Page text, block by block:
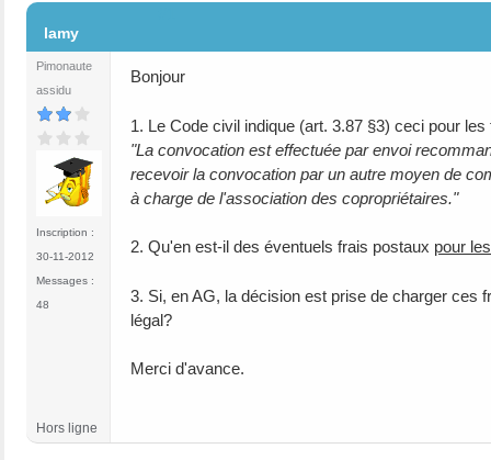
lamy
Pimonaute
assidu
Inscription :
30-11-2012
Messages :
48
Bonjour
1. Le Code civil indique (art. 3.87 §3) ceci pour
"La convocation est effectuée par envoi
recevoir la convocation par un autre moyen de
à charge de l'association des copropriétaires."
2. Qu'en est-il des éventuels frais postaux pour
3. Si, en AG, la décision est prise de charger ces
légal?
Merci d'avance.
Hors ligne